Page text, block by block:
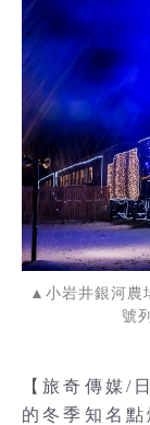
▲小岩井銀河農
號
【旅奇傳媒/
的冬季知名